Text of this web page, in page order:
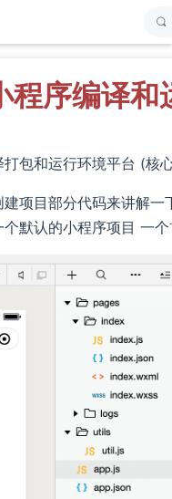
程序编译
包和运行环境平台 (核
项目部分代码来讲解
默认的小程序项目 一